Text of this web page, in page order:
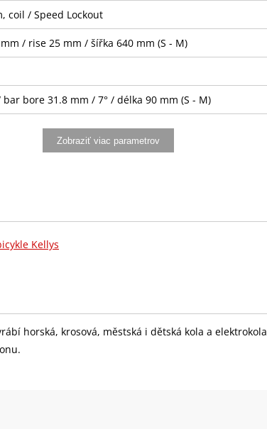
coil / Speed Lockout
mm / rise 25 mm / šířka 640 mm (S - M)
bore 31.8 mm / 7° / délka 90 mm (S - M)
350 mm (S - M)
36T)
Zobraziť viac parametrov
Kellys
horská, krosová, městská i dětská kola a